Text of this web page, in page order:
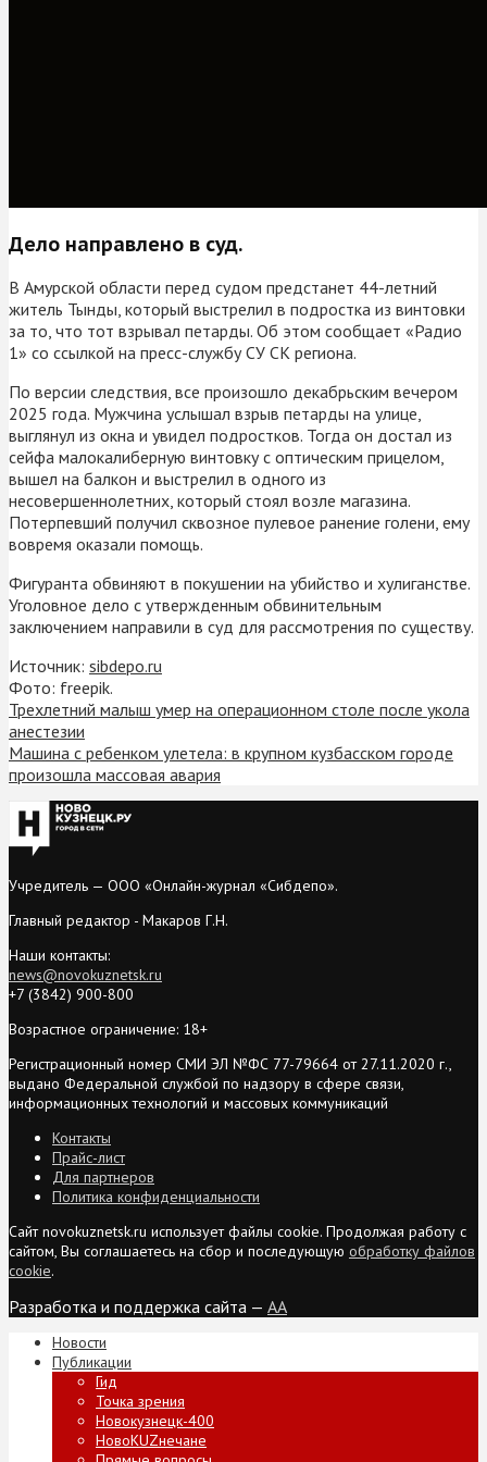
Дело направлено в суд.
В Амурской области перед судом предстанет 44-летний
житель Тынды, который выстрелил в подростка из винтовки
за то, что тот взрывал петарды. Об этом сообщает «Радио
1» со ссылкой на пресс-службу СУ СК региона.
По версии следствия, все произошло декабрьским вечером
2025 года. Мужчина услышал взрыв петарды на улице,
выглянул из окна и увидел подростков. Тогда он достал из
сейфа малокалиберную винтовку с оптическим прицелом,
вышел на балкон и выстрелил в одного из
несовершеннолетних, который стоял возле магазина.
Потерпевший получил сквозное пулевое ранение голени, ему
вовремя оказали помощь.
Фигуранта обвиняют в покушении на убийство и хулиганстве.
Уголовное дело с утвержденным обвинительным
заключением направили в суд для рассмотрения по существу.
Источник: sibdepo.ru
Фото: freepik.
Трехлетний малыш умер на операционном столе после укола
анестезии
Машина с ребенком улетела: в крупном кузбасском городе
произошла массовая авария
Учредитель — ООО «Онлайн-журнал «Сибдепо».
Главный редактор - Макаров Г.Н.
Наши контакты:
news@novokuznetsk.ru
+7 (3842) 900-800
Возрастное ограничение: 18+
Регистрационный номер СМИ ЭЛ №ФС 77-79664 от 27.11.2020 г.,
выдано Федеральной службой по надзору в сфере связи,
информационных технологий и массовых коммуникаций
Контакты
Прайс-лист
Для партнеров
Политика конфиденциальности
Сайт novokuznetsk.ru использует файлы cookie. Продолжая работу с
сайтом, Вы соглашаетесь на сбор и последующую обработку файлов
cookie.
Разработка и поддержка сайта — AA
Новости
Публикации
Гид
Точка зрения
Новокузнецк-400
НовоKUZнечане